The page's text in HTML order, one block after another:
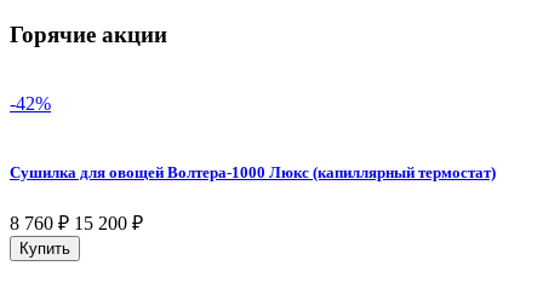
Горячие акции
-42%
Сушилка для овощей Волтера-1000 Люкс (капиллярный термостат)
8 760 ₽ 15 200 ₽
Купить